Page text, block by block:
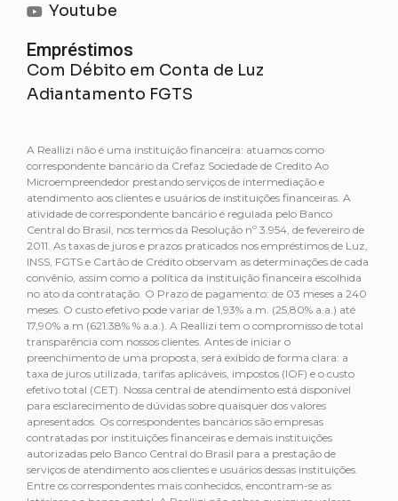
Youtube
Empréstimos
Com Débito em Conta de Luz
Adiantamento FGTS
A Reallizi não é uma instituição financeira: atuamos como
correspondente bancário da Crefaz Sociedade de Credito Ao
Microempreendedor prestando serviços de intermediação e
atendimento aos clientes e usuários de instituições financeiras. A
atividade de correspondente bancário é regulada pelo Banco
Central do Brasil, nos termos da Resolução nº 3.954, de fevereiro de
2011. As taxas de juros e prazos praticados nos empréstimos de Luz,
INSS, FGTS e Cartão de Crédito observam as determinações de cada
convênio, assim como a política da instituição financeira escolhida
no ato da contratação. O Prazo de pagamento: de 03 meses a 240
meses. O custo efetivo pode variar de 1,93% a.m. (25,80% a.a.) até
17,90% a.m (621.38% % a.a.). A Reallizi tem o compromisso de total
transparência com nossos clientes. Antes de iniciar o
preenchimento de uma proposta, será exibido de forma clara: a
taxa de juros utilizada, tarifas aplicáveis, impostos (IOF) e o custo
efetivo total (CET). Nossa central de atendimento está disponível
para esclarecimento de dúvidas sobre quaisquer dos valores
apresentados. Os correspondentes bancários são empresas
contratadas por instituições financeiras e demais instituições
autorizadas pelo Banco Central do Brasil para a prestação de
serviços de atendimento aos clientes e usuários dessas instituições.
Entre os correspondentes mais conhecidos, encontram-se as